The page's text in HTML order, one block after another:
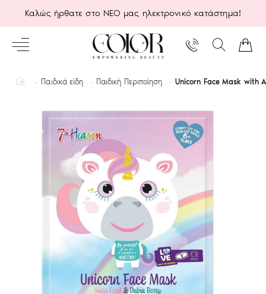
Καλώς ήρθατε στο ΝΕΟ μας ηλεκτρονικό κατάστημα!
homeΠαιδικά είδη Παιδική Περιποίηση Unicorn Face Mask with